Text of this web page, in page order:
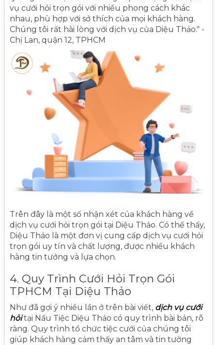
vụ cưới hỏi trọn gói với nhiều phong cách khác
nhau, phù hợp với sở thích của mọi khách hàng.
Chúng tôi rất hài lòng với dịch vụ của Diệu Thảo." -
Chị Lan, quận 12, TPHCM
Trên đây là một số nhận xét của khách hàng về
dịch vụ cưới hỏi trọn gói tại Diệu Thảo. Có thể thấy,
Diệu Thảo là một đơn vị cung cấp dịch vụ cưới hỏi
trọn gói uy tín và chất lượng, được nhiều khách
hàng tin tưởng và lựa chọn.
4. Quy Trình Cưới Hỏi Trọn Gói
TPHCM Tại Diệu Thảo
Như đã gợi ý nhiều lần ở trên bài viết, dịch vụ cưới
hỏitại Nấu Tiệc Diệu Thảo có quy trình bài bản, rõ
ràng. Quy trình tổ chức tiệc cưới của chúng tôi
giúp khách hàng cảm thấy an tâm và tin tưởng